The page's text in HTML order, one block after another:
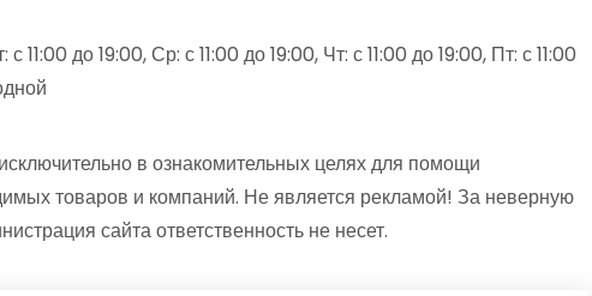
11:00 до 19:00, Ср: с 11:00 до 19:00, Чт: с 11:00 до 19:00, Пт: с 11:00
в ознакомительных целях для помощи
товаров и компаний. Не является рекламой! За неверную
сайта ответственность не несет.